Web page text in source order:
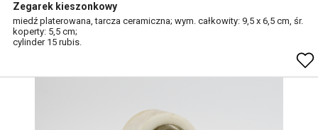
Zegarek kieszonkowy
miedź platerowana, tarcza ceramiczna; wym. całkowity: 9,5 x 6,5 cm, śr.
koperty: 5,5 cm;
cylinder 15 rubis.